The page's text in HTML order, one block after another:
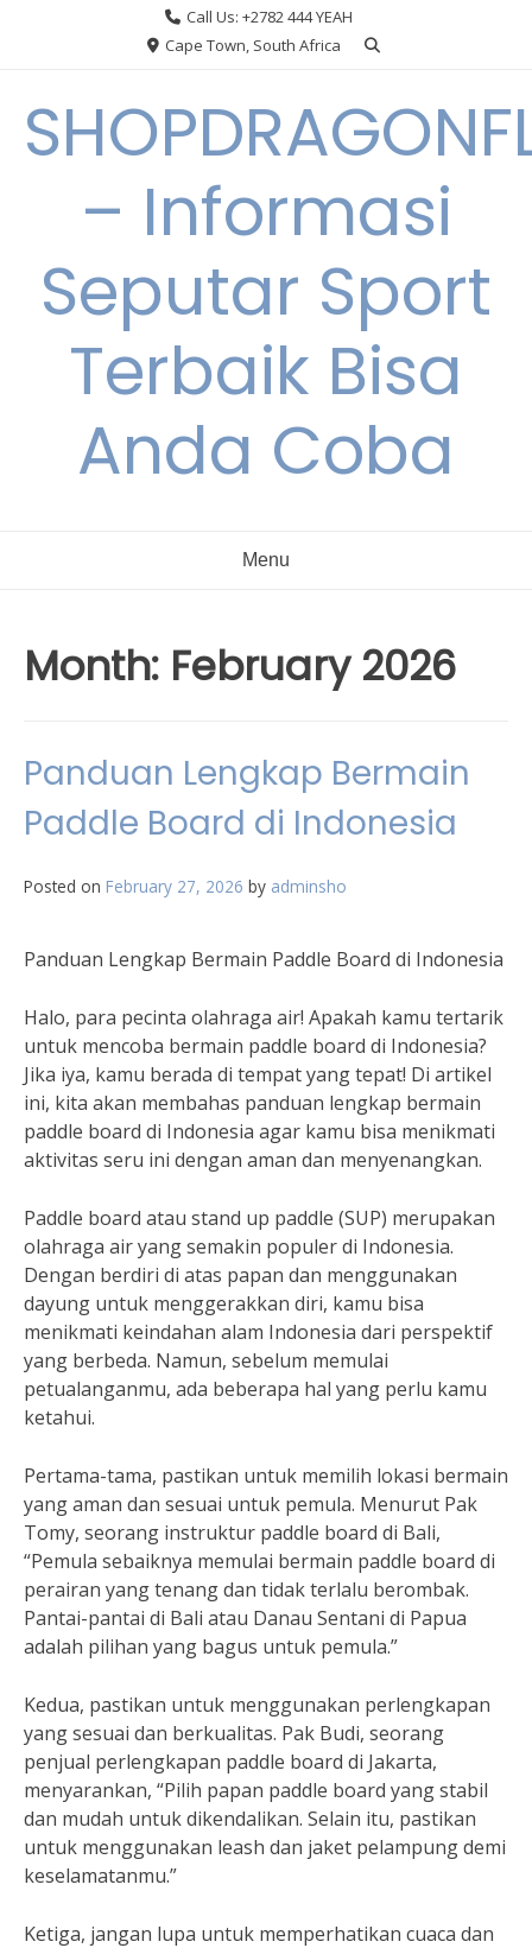
Call Us: +2782 444 YEAH
Cape Town, South Africa
– Informasi
Seputar Sport
Terbaik Bisa
Anda Coba
Menu
Month: February 2026
Panduan Lengkap Bermain
Paddle Board di Indonesia
Posted on February 27, 2026 by adminsho
Panduan Lengkap Bermain Paddle Board di Indonesia
Halo, para pecinta olahraga air! Apakah kamu tertarik
untuk mencoba bermain paddle board di Indonesia?
Jika iya, kamu berada di tempat yang tepat! Di artikel
ini, kita akan membahas panduan lengkap bermain
paddle board di Indonesia agar kamu bisa menikmati
aktivitas seru ini dengan aman dan menyenangkan.
Paddle board atau stand up paddle (SUP) merupakan
olahraga air yang semakin populer di Indonesia.
Dengan berdiri di atas papan dan menggunakan
dayung untuk menggerakkan diri, kamu bisa
menikmati keindahan alam Indonesia dari perspektif
yang berbeda. Namun, sebelum memulai
petualanganmu, ada beberapa hal yang perlu kamu
ketahui.
Pertama-tama, pastikan untuk memilih lokasi bermain
yang aman dan sesuai untuk pemula. Menurut Pak
Tomy, seorang instruktur paddle board di Bali,
“Pemula sebaiknya memulai bermain paddle board di
perairan yang tenang dan tidak terlalu berombak.
Pantai-pantai di Bali atau Danau Sentani di Papua
adalah pilihan yang bagus untuk pemula.”
Kedua, pastikan untuk menggunakan perlengkapan
yang sesuai dan berkualitas. Pak Budi, seorang
penjual perlengkapan paddle board di Jakarta,
menyarankan, “Pilih papan paddle board yang stabil
dan mudah untuk dikendalikan. Selain itu, pastikan
untuk menggunakan leash dan jaket pelampung demi
keselamatanmu.”
Ketiga, jangan lupa untuk memperhatikan cuaca dan